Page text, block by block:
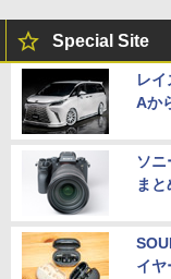
Special Site
レ
Aか
ソ
まと
イヤ